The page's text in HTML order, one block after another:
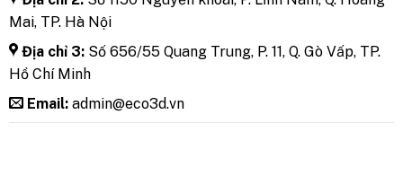
Mai, TP. Hà Nội
Địa chỉ 3: Số 656/55 Quang Trung, P. 11, Q. Gò Vấp, TP.
Hồ Chí Minh
Email: admin@eco3d.vn